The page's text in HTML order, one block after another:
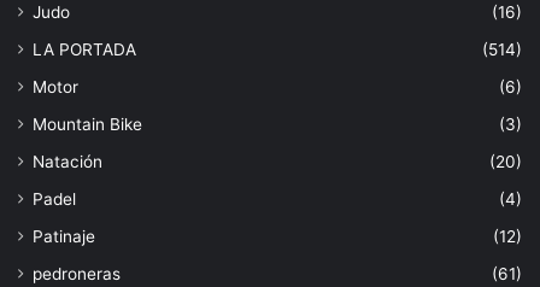
Judo
(16)
LA PORTADA
(514)
Motor
(6)
Mountain Bike
(3)
Natación
(20)
Padel
(4)
Patinaje
(12)
pedroneras
(61)